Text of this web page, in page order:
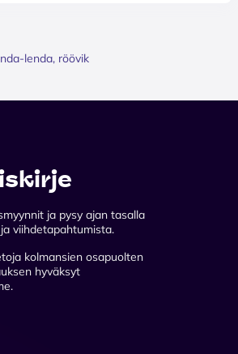
lenda, röövik
ja pysy ajan tasalla
viihdetapahtumista.
kolmansien osapuolten
hyväksyt